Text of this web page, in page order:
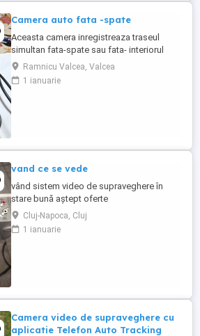
Camera auto fata -spate
Aceasta camera inregistreaza traseul
simultan fata-spate sau fata- interiorul
masinii, in funcie de dorinta fiecaruia. Are
functia de monitorizare a parcarii, cu
conditia sa fie alimetata permanent.
Ramnicu Valcea, Valcea
1 ianuarie
vand ce se vede
vând sistem video de supraveghere în
stare bună aștept oferte
Cluj-Napoca, Cluj
1 ianuarie
Camera video de supraveghere cu
aplicatie Telefon Auto Tracking